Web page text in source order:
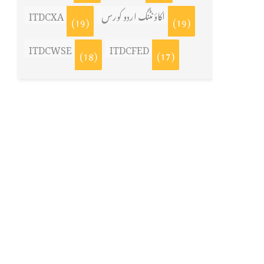
ITDCXA (19) اکاؤنٹنگ اردو کورس (19)
ITDCWSE (18) ITDCFED (17)